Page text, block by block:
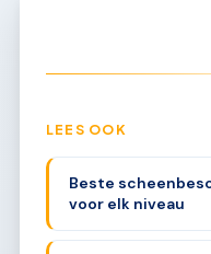
LEES OOK
Beste
voor elk niveau